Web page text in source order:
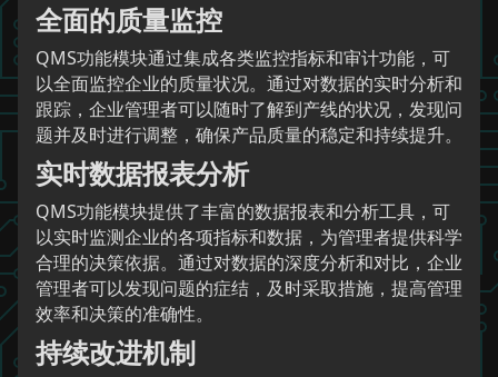
全面的质量监控
QMS功能模块通过集成各类监控指标和审计功能，可
以全面监控企业的质量状况。通过对数据的实时分析和
跟踪，企业管理者可以随时了解到产线的状况，发现问
题并及时进行调整，确保产品质量的稳定和持续提升。
实时数据报表分析
QMS功能模块提供了丰富的数据报表和分析工具，可
以实时监测企业的各项指标和数据，为管理者提供科学
合理的决策依据。通过对数据的深度分析和对比，企业
管理者可以发现问题的症结，及时采取措施，提高管理
效率和决策的准确性。
持续改进机制